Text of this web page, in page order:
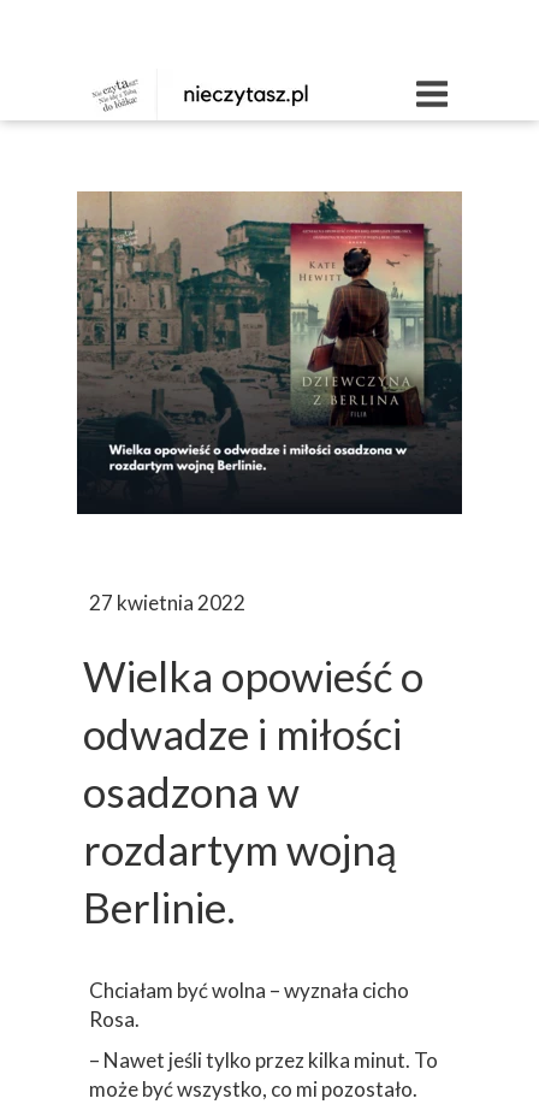
27 kwietnia 2022
Wielka opowieść o
odwadze i miłości
osadzona w
rozdartym wojną
Berlinie.
Chciałam być wolna – wyznała cicho
Rosa.
– Nawet jeśli tylko przez kilka minut. To
może być wszystko, co mi pozostało.